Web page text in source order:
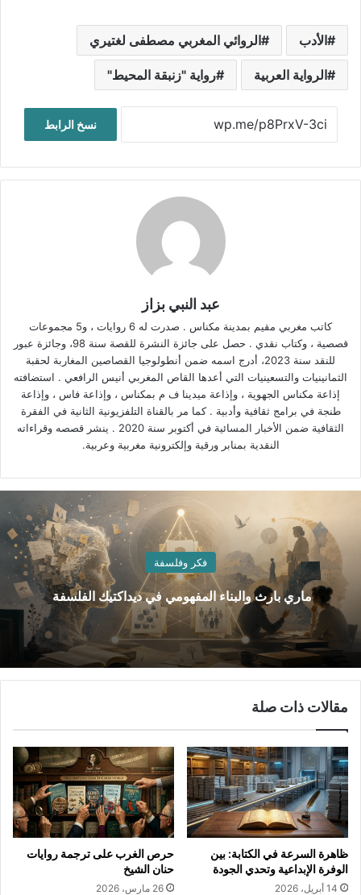
الأدب الروائي المغربي مصطفى لغتيري
الرواية العربية رواية "زنبقة المحيط"
نسخ الرابط
عبد النبي بزاز
كاتب مغربي مقيم بمدينة مكناس . صدرت له 6 روايات ، و5 مجموعات
قصصية ، وكتاب نقدي . حصل على جائزة النشرة للقصة سنة 98، وجائزة عبور
للنقد سنة 2023، أدرج اسمه ضمن أنطولوجيا القصاصين المغاربة لحقبة
الثمانينيات والتسعينيات التي أعدها القاص المغربي أنيس الرافعي . استضافته
إذاعة مكناس الجهوية ، وإذاعة ميدينا ف م بمكناس ، وإذاعة فاس ، وإذاعة
طنجة في برامج ثقافية وأدبية . كما مر بالقناة التلفزيونية الثانية في الفقرة
الثقافية ضمن الأخبار المسائية في أكتوبر سنة 2020 . ينشر قصصه وقراءاته
النقدية بمنابر ورقية وإلكترونية مغربية وعربية.
فكر وفلسفة
ماري بارث والبناء المفهومي في ديداكتيك الفلسفة
مقالات ذات صلة
ظاهرة السرعة في الكتابة: بين
الوفرة الإبداعية وتحدي الجودة
14 أبريل، 2026
حرص الغرب على ترجمة روايات
حنان الشيخ
26 مارس، 2026